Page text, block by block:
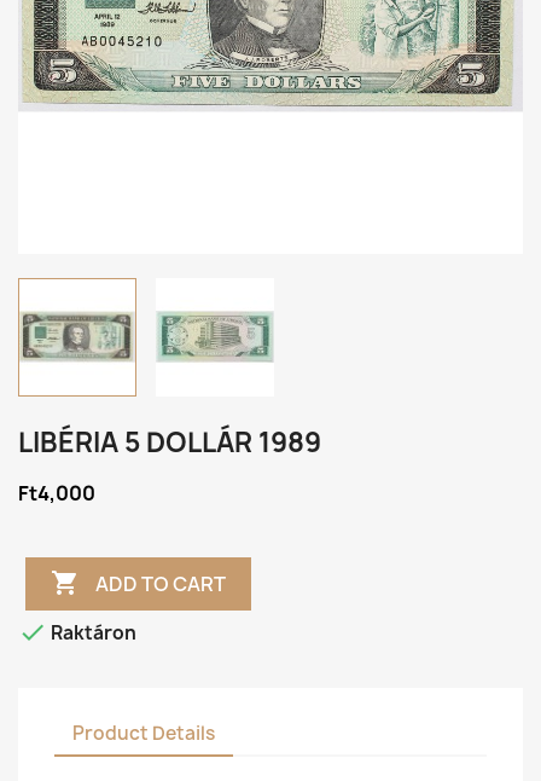
LIBÉRIA 5 DOLLÁR 1989
Ft4,000
 ADD TO CART
 Raktáron
Product Details